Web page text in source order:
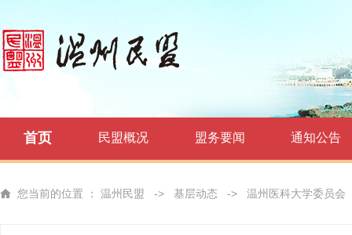
首页 民盟概况 盟务要闻 通知公告
您当前的位置 ： 温州民盟 -> 基层动态 -> 温州医科大学委员会